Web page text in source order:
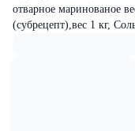
отварное маринованое
(субрецепт),вес 1 кг,